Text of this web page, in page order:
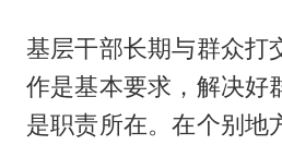
基层干部长期与群众打
作是基本要求，解决好
是职责所在。在个别地